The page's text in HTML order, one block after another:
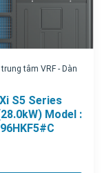
tâm VRF - Dàn
S5 Series
Model :